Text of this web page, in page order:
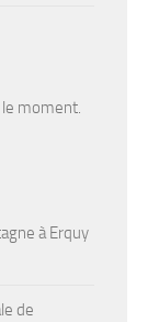
moment.
à Erquy
de